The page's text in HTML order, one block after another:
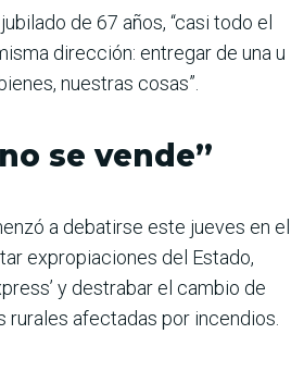
de 67 años, “casi todo el
dirección: entregar de una u
nuestras cosas”.
se vende”
a debatirse este jueves en el
expropiaciones del Estado,
y destrabar el cambio de
rurales afectadas por incendios.